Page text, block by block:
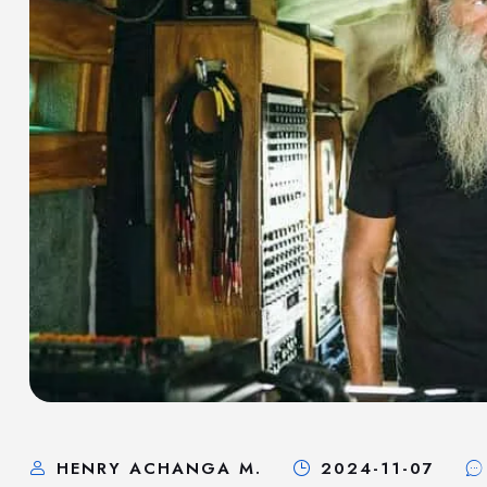
HENRY ACHANGA M. 2024-11-07